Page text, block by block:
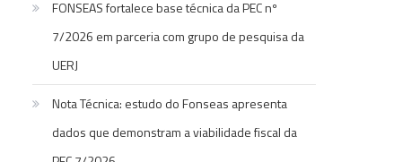
FONSEAS fortalece base técnica da PEC nº
7/2026 em parceria com grupo de pesquisa da
UERJ
Nota Técnica: estudo do Fonseas apresenta
dados que demonstram a viabilidade fiscal da